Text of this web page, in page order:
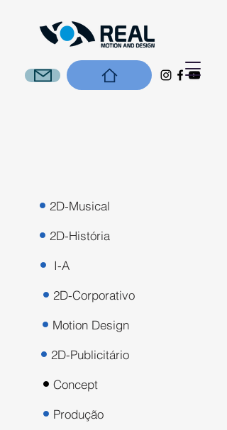
2D-Musical
2D-História
I-A
2D-Corporativo
Motion Design
2D-Publicitário
Concept
Produção